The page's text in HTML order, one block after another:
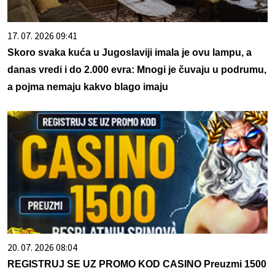
17. 07. 2026 09:41
Skoro svaka kuća u Jugoslaviji imala je ovu lampu, a
danas vredi i do 2.000 evra: Mnogi je čuvaju u podrumu,
a pojma nemaju kakvo blago imaju
20. 07. 2026 08:04
REGISTRUJ SE UZ PROMO KOD CASINO Preuzmi 1500